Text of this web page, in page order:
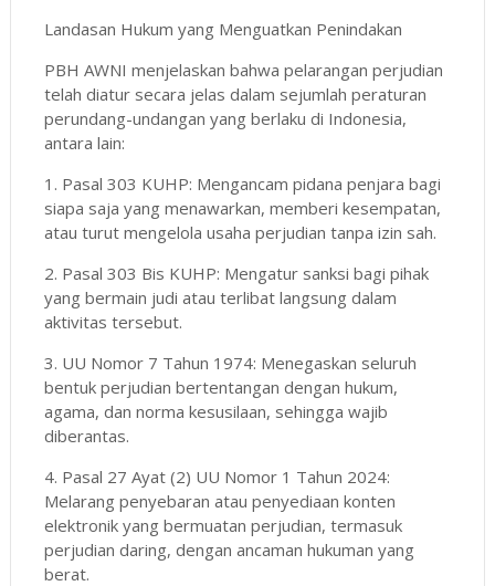
Landasan Hukum yang Menguatkan Penindakan
PBH AWNI menjelaskan bahwa pelarangan perjudian
telah diatur secara jelas dalam sejumlah peraturan
perundang-undangan yang berlaku di Indonesia,
antara lain:
1. Pasal 303 KUHP: Mengancam pidana penjara bagi
siapa saja yang menawarkan, memberi kesempatan,
atau turut mengelola usaha perjudian tanpa izin sah.
2. Pasal 303 Bis KUHP: Mengatur sanksi bagi pihak
yang bermain judi atau terlibat langsung dalam
aktivitas tersebut.
3. UU Nomor 7 Tahun 1974: Menegaskan seluruh
bentuk perjudian bertentangan dengan hukum,
agama, dan norma kesusilaan, sehingga wajib
diberantas.
4. Pasal 27 Ayat (2) UU Nomor 1 Tahun 2024:
Melarang penyebaran atau penyediaan konten
elektronik yang bermuatan perjudian, termasuk
perjudian daring, dengan ancaman hukuman yang
berat.